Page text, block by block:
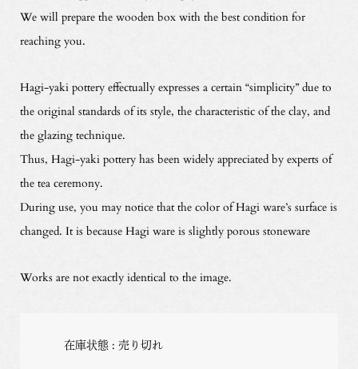
We will prepare the wooden box with the best condition for
reaching you.
Hagi-yaki pottery effectually expresses a certain “simplicity” due to
the original standards of its style, the characteristic of the clay, and
the glazing technique.
Thus, Hagi-yaki pottery has been widely appreciated by experts of
the tea ceremony.
During use, you may notice that the color of Hagi ware’s surface is
changed. It is because Hagi ware is slightly porous stoneware
Works are not exactly identical to the image.
在庫状態 : 売り切れ